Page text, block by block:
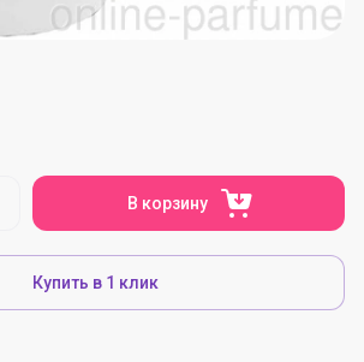
В корзину
Купить в 1 клик